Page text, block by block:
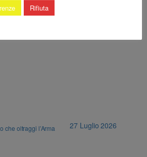
DEGLI
e 27 CDF
VIOLAZIONE ART 31 CDF
– SUSSISTENZA
che oltraggi l’Arma 27 Luglio 2026
Rifiuta